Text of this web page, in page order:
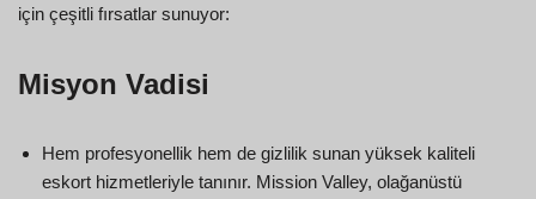
için çeşitli fırsatlar sunuyor:
Misyon Vadisi
Hem profesyonellik hem de gizlilik sunan yüksek kaliteli
eskort hizmetleriyle tanınır. Mission Valley, olağanüstü